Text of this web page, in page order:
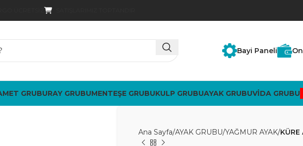
Bayi Paneli
GRUBURAY GRUBUMENTEŞE GRUBUKULP GRUBUAYAK GRUBUVİDA GRUBU
Ana Sayfa AYAK GRUBU YAĞMUR AYAK KÜRE